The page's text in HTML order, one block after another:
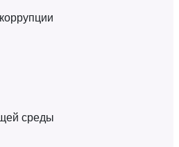
среды